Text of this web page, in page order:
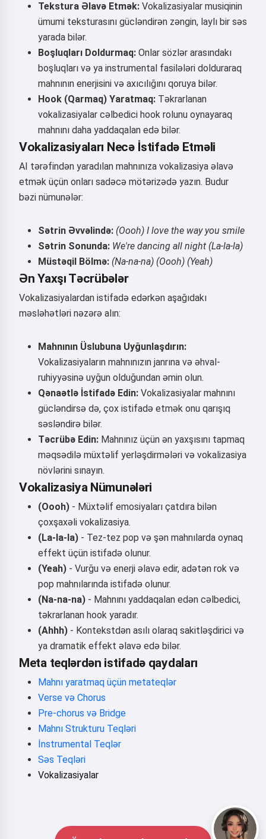
Tekstura Əlavə Etmək: Vokalizasiyalar musiqinin
ümumi teksturasını gücləndirən zəngin, laylı bir səs
yarada bilər.
Boşluqları Doldurmaq: Onlar sözlər arasındakı
boşluqları və ya instrumental fasilələri dolduraraq
mahnının enerjisini və axıcılığını qoruya bilər.
Hook (Qarmaq) Yaratmaq: Təkrarlanan
vokalizasiyalar cəlbedici hook rolunu oynayaraq
mahnını daha yaddaqalan edə bilər.
Vokalizasiyaları Necə İstifadə Etməli
AI tərəfindən yaradılan mahnınıza vokalizasiya əlavə
etmək üçün onları sadəcə mötərizədə yazın. Budur
bəzi nümunələr:
Sətrin Əvvəlində: (Oooh) I love the way you smile
Sətrin Sonunda: We're dancing all night (La-la-la)
Müstəqil Bölmə: (Na-na-na) (Oooh) (Yeah)
Ən Yaxşı Təcrübələr
Vokalizasiyalardan istifadə edərkən aşağıdakı
məsləhətləri nəzərə alın:
Mahnının Üslubuna Uyğunlaşdırın:
Vokalizasiyaların mahnınızın janrına və əhval-
ruhiyyəsinə uyğun olduğundan əmin olun.
Qənaətlə İstifadə Edin: Vokalizasiyalar mahnını
gücləndirsə də, çox istifadə etmək onu qarışıq
səsləndirə bilər.
Təcrübə Edin: Mahnınız üçün ən yaxşısını tapmaq
məqsədilə müxtəlif yerləşdirmələri və vokalizasiya
növlərini sınayın.
Vokalizasiya Nümunələri
(Oooh) - Müxtəlif emosiyaları çatdıra bilən
çoxşaxəli vokalizasiya.
(La-la-la) - Tez-tez pop və şən mahnılarda oynaq
effekt üçün istifadə olunur.
(Yeah) - Vurğu və enerji əlavə edir, adətən rok və
pop mahnılarında istifadə olunur.
(Na-na-na) - Mahnını yaddaqalan edən cəlbedici,
təkrarlanan hook yaradır.
(Ahhh) - Kontekstdən asılı olaraq sakitləşdirici və
ya dramatik effekt əlavə edə bilər.
Meta teqlərdən istifadə qaydaları
Mahnı yaratmaq üçün metateqlər
Verse və Chorus
Pre-chorus və Bridge
Mahnı Strukturu Teqləri
İnstrumental Teqlər
Səs Teqləri
Vokalizasiyalar
təbriklər yaza bilirəm 🥰
Məxfilik Siyasəti
Geri Qaytarma Siyasəti